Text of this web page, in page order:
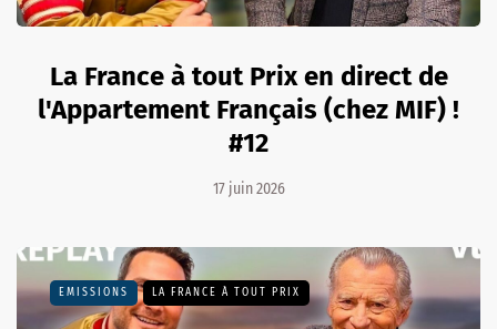
La France à tout Prix en direct de
l'Appartement Français (chez MIF) !
#12
17 juin 2026
EMISSIONS LA FRANCE À TOUT PRIX